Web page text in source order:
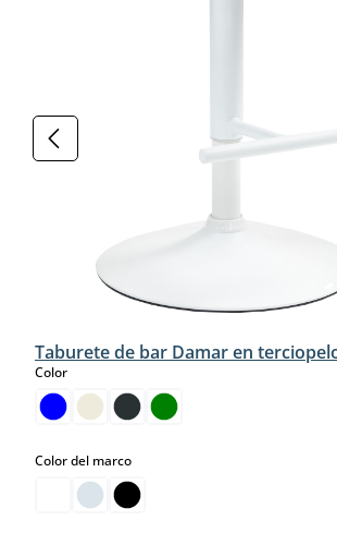
Taburete de bar Damar en
Colorselect
Color del marcoselect